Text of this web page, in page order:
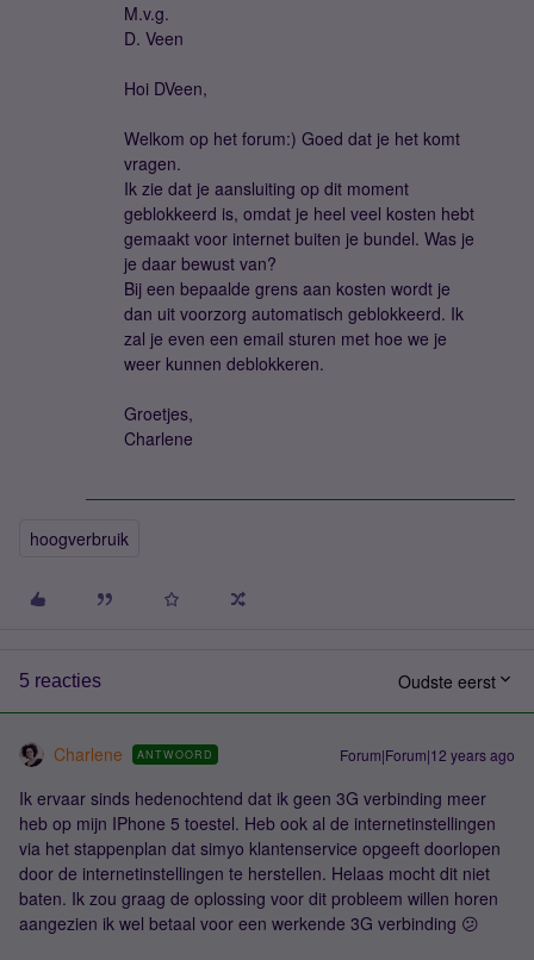
M.v.g.
D. Veen
Hoi DVeen,
Welkom op het forum:) Goed dat je het komt
vragen.
Ik zie dat je aansluiting op dit moment
geblokkeerd is, omdat je heel veel kosten hebt
gemaakt voor internet buiten je bundel. Was je
je daar bewust van?
Bij een bepaalde grens aan kosten wordt je
dan uit voorzorg automatisch geblokkeerd. Ik
zal je even een email sturen met hoe we je
weer kunnen deblokkeren.
Groetjes,
Charlene
hoogverbruik
5 reacties Oudste eerst
Charlene ANTWOORD Forum|Forum|12 years ago
Ik ervaar sinds hedenochtend dat ik geen 3G verbinding meer
heb op mijn IPhone 5 toestel. Heb ook al de internetinstellingen
via het stappenplan dat simyo klantenservice opgeeft doorlopen
door de internetinstellingen te herstellen. Helaas mocht dit niet
baten. Ik zou graag de oplossing voor dit probleem willen horen
aangezien ik wel betaal voor een werkende 3G verbinding 😕